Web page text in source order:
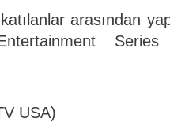
arasından
USA)